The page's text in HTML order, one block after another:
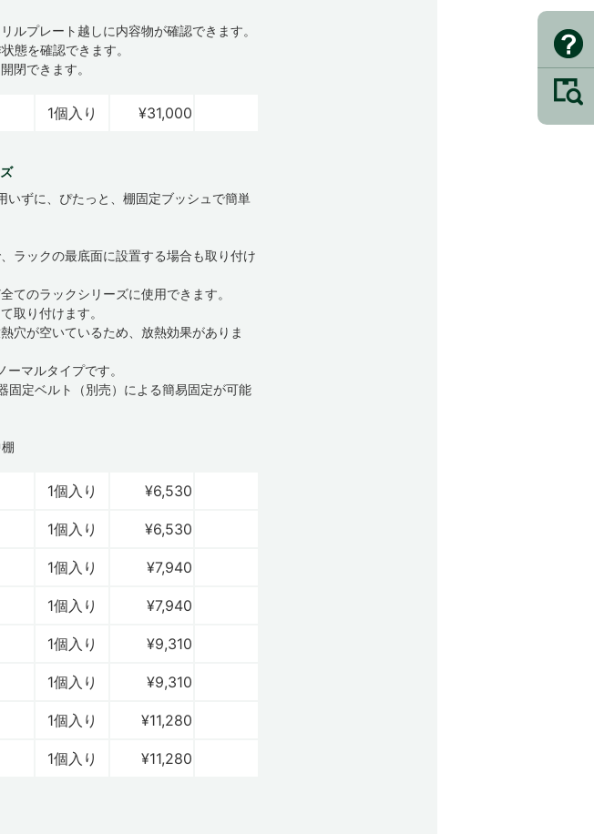
プレート越しに内容物が確認できます。
態を確認できます。
閉できます。
1個入り ¥31,000
ずに、ぴたっと、棚固定ブッシュで簡単
ラックの最底面に設置する場合も取り付け
てのラックシリーズに使用できます。
取り付けます。
が空いているため、放熱効果がありま
マルタイプです。
定ベルト（別売）による簡易固定が可能
1個入り ¥6,530
1個入り ¥6,530
1個入り ¥7,940
1個入り ¥7,940
1個入り ¥9,310
1個入り ¥9,310
1個入り ¥11,280
1個入り ¥11,280